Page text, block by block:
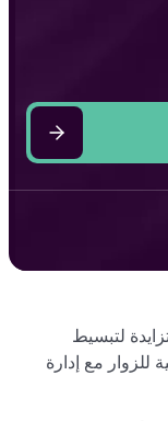
لتبسيط
للزوار مع إدارة